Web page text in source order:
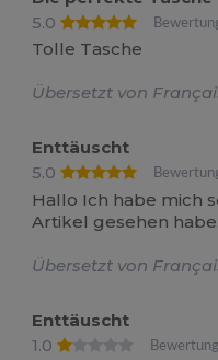
5.0
Tolle Tasche
Übersetzt von
Enttäuscht
5.0
Hallo Ich habe mich
Artikel gesehen
Übersetzt von
Enttäuscht
1.0